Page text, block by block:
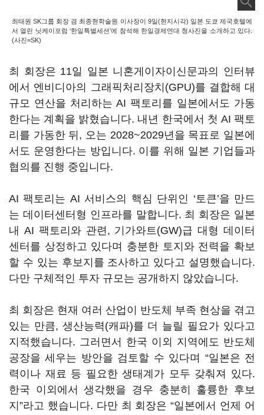
최태원 SK그룹 회장 겸 최종현학술원 이사장이 9일(현지시각) 일본 도쿄 제국호텔에
서 열린 닛케이포럼 ‘한일특별세션’에 참석해 한일경제연대 청사진을 소개하고 있다.
(사진=SK)
최 회장은 11일 일본 니혼게이자이신문과의 인터뷰
에서 엔비디아의 그래픽처리장치(GPU)를 결합해 대
규모 연산을 처리하는 AI 팩토리를 일본에서도 가동
한다는 계획을 밝혔습니다. 내년 한국에서 첫 AI 팩토
리를 가동한 뒤, 오는 2028~2029년을 목표로 일본에
서도 운영한다는 방입니다. 이를 위해 일본 기업들과
협의를 진행 중입니다.
AI 팩토리는 AI 서비스의 핵심 단위인 ‘토큰’을 만드
는 데이터센터형 인프라를 말합니다. 최 회장은 일본
내 AI 팩토리와 관련, 기가와트(GW)급 대형 데이터
센터를 상정하고 있다며 충분한 토지와 전력을 확보
할 수 있는 후보지를 조사하고 있다고 설명했습니다.
다만 구체적인 투자 규모는 공개하지 않았습니다.
최 회장은 현재 여러 산업이 반도체 부족 현상을 겪고
있는 만큼, 생산능력(캐파)를 더 늘릴 필요가 있다고
지적했습니다. 그러면서 한국 이외 지역에도 반도체
공장을 세우는 방안을 검토할 수 있다며 “일본은 전
력이나 재료 등 필요한 생태계가 모두 갖춰져 있다.
한국 이외에서 생각했을 경우 충분히 훌륭한 후보
지”라고 했습니다. 다만 최 회장은 “일본에서 언제 어